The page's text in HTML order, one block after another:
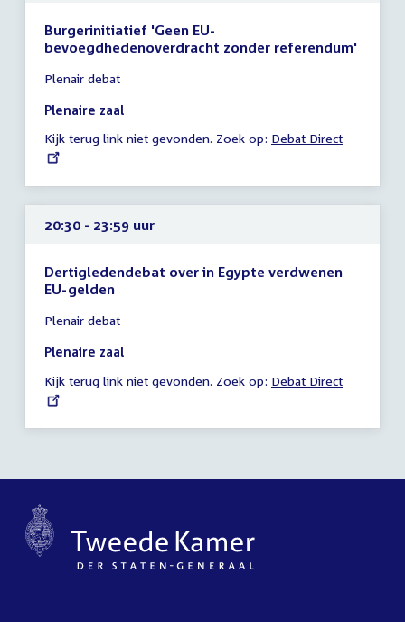
Burgerinitiatief 'Geen EU-
bevoegdhedenoverdracht zonder referendum'
vergadering
18:30
23:59
uur
Plenair debat
Plenaire zaal
Kijk terug link niet gevonden. Zoek op: External
Debat Direct
20:30 - 23:59 uur
Dertigledendebat over in Egypte verdwenen
EU-gelden
vergadering
20:30
23:59
uur
Plenair debat
Plenaire zaal
Kijk terug link niet gevonden. Zoek op: External
Debat Direct